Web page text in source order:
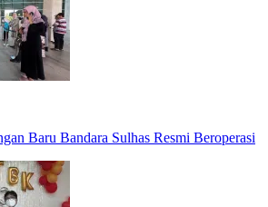
Baru Bandara Sulhas Resmi Beroperasi